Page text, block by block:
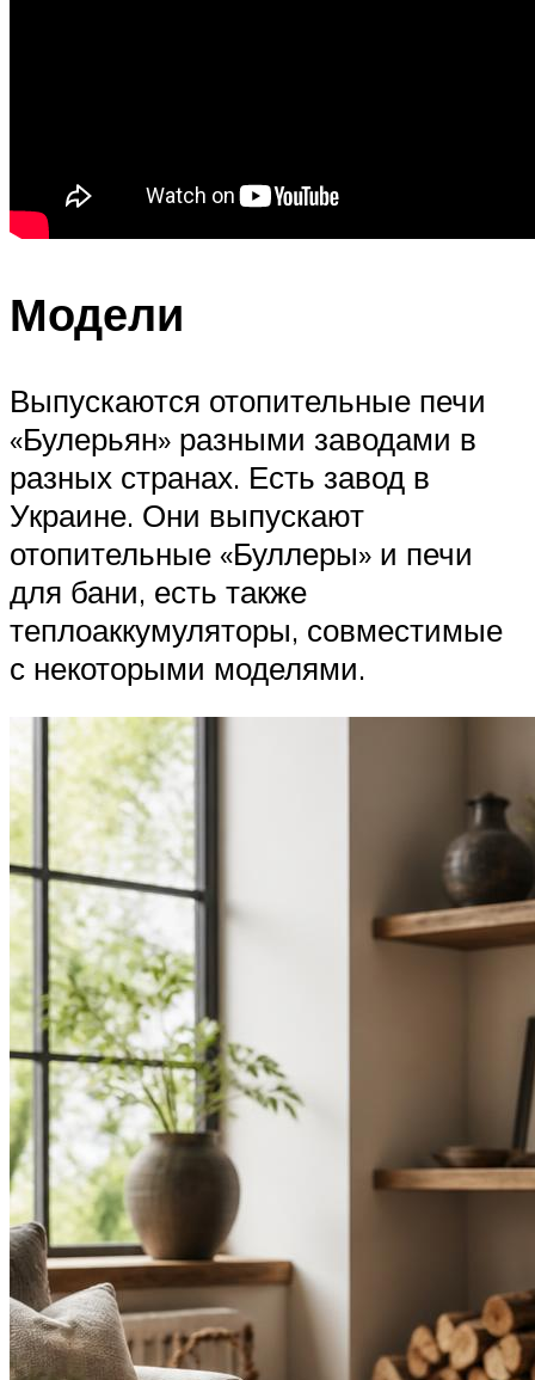
Модели
Выпускаются отопительные печи
«Булерьян» разными заводами в
разных странах. Есть завод в
Украине. Они выпускают
отопительные «Буллеры» и печи
для бани, есть также
теплоаккумуляторы, совместимые
с некоторыми моделями.